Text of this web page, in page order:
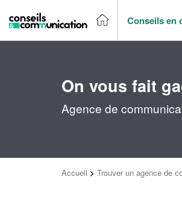
Conseils en
On vous fait
Agence de
Accueil > Trouver un agence de